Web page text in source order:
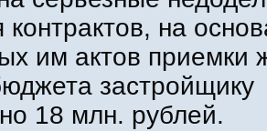
на
им актов приемки
застройщику
18 млн. рублей.